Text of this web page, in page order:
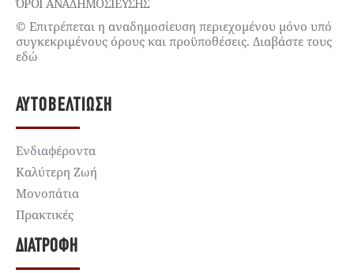
ΌΡΟΙ ΑΝΑΔΗΜΟΣΙΕΥΣΗΣ
© Επιτρέπεται η αναδημοσίευση περιεχομένου μόνο υπό
συγκεκριμένους όρους και προϋποθέσεις. Διαβάστε τους
εδώ
ΑΥΤΟΒΕΛΤΊΩΣΗ
Ενδιαφέροντα
Καλύτερη Ζωή
Μονοπάτια
Πρακτικές
ΔΙΑΤΡΟΦΉ